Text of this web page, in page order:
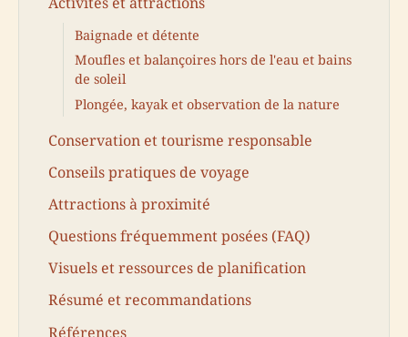
Baignade et détente
Moufles et balançoires hors de l'eau et bains
de soleil
Plongée, kayak et observation de la nature
Conservation et tourisme responsable
Conseils pratiques de voyage
Attractions à proximité
Questions fréquemment posées (FAQ)
Visuels et ressources de planification
Résumé et recommandations
Références